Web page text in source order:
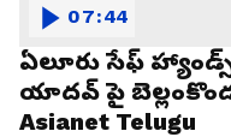
ఏలూరు సేఫ్
యాదవ్ పై బెల్లంకొండ
Asianet Telugu
07:44